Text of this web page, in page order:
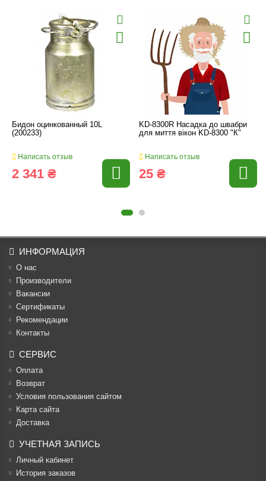
Бидон оцинкованный 10L
(200233)
Написать отзыв
2 341 ₴
KD-8300R Насадка до швабри
для миття вікон KD-8300 "К"
Написать отзыв
25 ₴
ИНФОРМАЦИЯ
О нас
Производители
Вакансии
Cертификаты
Рекомендации
Контакты
СЕРВИС
Оплата
Возврат
Условия пользования сайтом
Карта сайта
Доставка
УЧЕТНАЯ ЗАПИСЬ
Личный кабинет
История заказов